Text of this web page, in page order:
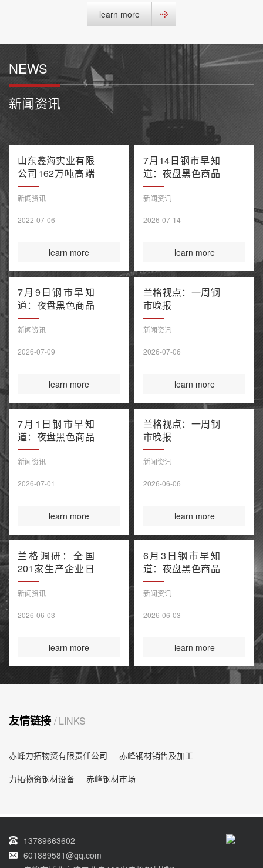
learn more
NEWS
新闻资讯
山东鑫海实业有限
公司162万吨高端
不锈钢项目产能置
换方案公示
新闻资讯
2022-07-06
learn more
7月14日钢市早知
道：夜盘黑色商品
多数收跌 阿联酋
油轮在霍尔木兹海
伦特原油涨超9%
新闻资讯
2026-07-14
learn more
7月9日钢市早知
道：夜盘黑色商品
整体收涨 原油大
涨引爆全球债市抛
忘录“已终结”
新闻资讯
2026-07-09
learn more
兰格视点：一周钢
市晚报
新闻资讯
2026-07-06
learn more
7月1日钢市早知
道：夜盘黑色商品
窄幅波动 上半年
百强房企销售额降
钢铁保障新规今起
新闻资讯
2026-07-01
learn more
兰格视点：一周钢
市晚报
新闻资讯
2026-06-06
learn more
兰格调研：全国
201家生产企业日
均铁水产量环比上
升（6月3日）
新闻资讯
2026-06-03
learn more
6月3日钢市早知
道：夜盘黑色商品
多数收涨 IEA警告
全球石油库存或于
国际煤炭投资创14
新闻资讯
2026-06-03
learn more
友情链接 / LINKS
赤峰力拓物资有限责任公司
赤峰钢材销售及加工
力拓物资钢材设备
赤峰钢材市场
13789663602
601889581@qq.com